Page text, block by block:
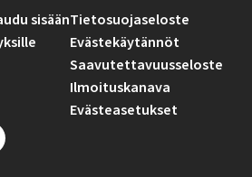
sisäänTietosuojaseloste
Evästekäytännöt
Saavutettavuusseloste
Ilmoituskanava
Evästeasetukset